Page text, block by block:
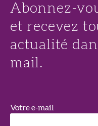
Abonnez-
et recevez
actualité
mail.
Votre e-mail